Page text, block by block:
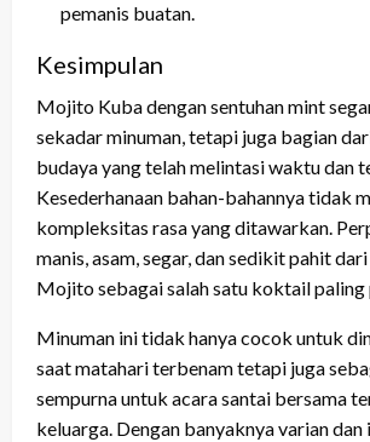
pemanis buatan.
Kesimpulan
Mojito Kuba dengan sentuhan mint
sekadar minuman, tetapi juga bagian
budaya yang telah melintasi waktu dan
Kesederhanaan bahan-bahannya tidak
kompleksitas rasa yang ditawarkan.
manis, asam, segar, dan sedikit pahit
Mojito sebagai salah satu koktail paling
Minuman ini tidak hanya cocok untuk
saat matahari terbenam tetapi juga
sempurna untuk acara santai bersama
keluarga. Dengan banyaknya varian dan